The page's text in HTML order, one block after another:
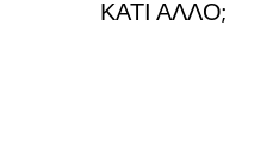
ΚΑΤΙ ΑΛΛΟ;